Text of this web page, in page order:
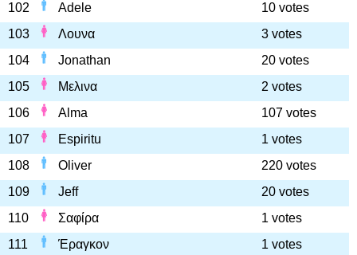
102
Adele
10 votes
103
Λουνα
3 votes
104
Jonathan
20 votes
105
Μελινα
2 votes
106
Alma
107 votes
107
Espiritu
1 votes
108
Oliver
220 votes
109
Jeff
20 votes
110
Σαφίρα
1 votes
111
Έραγκον
1 votes